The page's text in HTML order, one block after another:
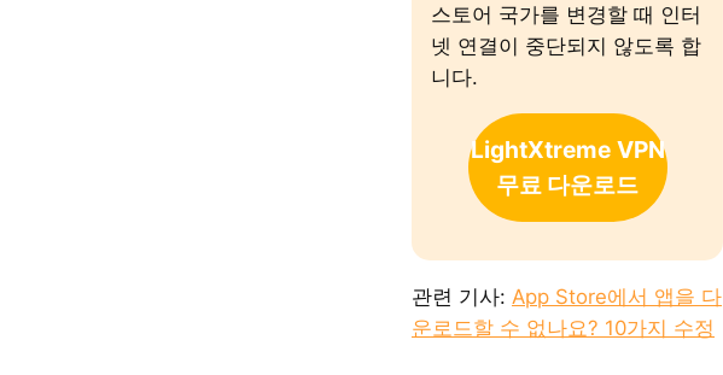
스토어 국가를 변경할 때 인터
넷 연결이 중단되지 않도록 합
니다.
LightXtreme VPN
무료 다운로드
관련 기사: App Store에서 앱을 다
운로드할 수 없나요? 10가지 수정